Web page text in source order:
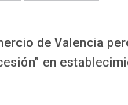
de Valencia
en